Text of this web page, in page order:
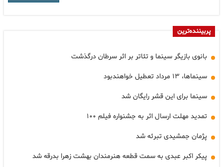
پربیننده‌ترین
بانوی بازیگر سینما و تئاتر بر اثر سرطان درگذشت
سینماها، ۱۳ مرداد تعطیل خواهندبود
سینما برای این قشر رایگان شد
تمدید مهلت ارسال اثر به جشنواره فیلم ۱۰۰
پژمان جمشیدی تبرئه شد
پیکر اکبر عبدی به سمت قطعه هنرمندان بهشت زهرا بدرقه شد